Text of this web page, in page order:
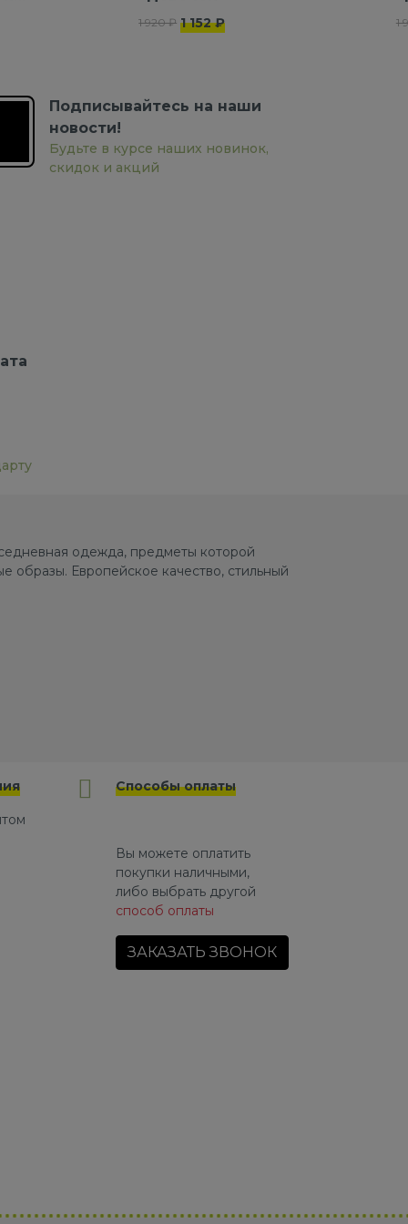
1 920 ₽ 1 152 ₽ 1
Подписывайтесь на наши
новости!
Будьте в курсе наших новинок,
скидок и акций
одежда, предметы которой
образы. Европейское качество, стильный
Способы оплаты
Вы можете оплатить
покупки наличными,
либо выбрать другой
способ оплаты
ЗАКАЗАТЬ ЗВОНОК